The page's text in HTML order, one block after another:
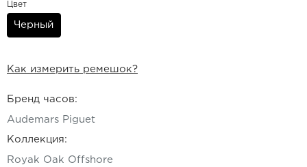
Цвет
Черный
Как измерить ремешок?
Бренд часов:
Audemars Piguet
Коллекция:
Royak Oak Offshore